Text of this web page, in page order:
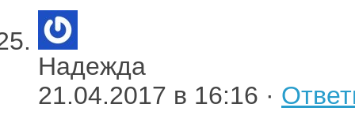
Надежда
21.04.2017 в 16:16 ·